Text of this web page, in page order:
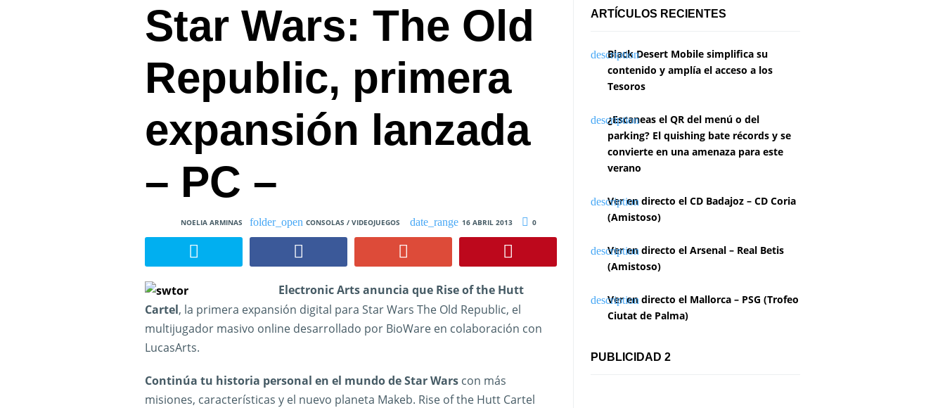
Star Wars: The Old
Republic, primera
expansión lanzada
– PC –
NOELIA ARMINAS CONSOLAS / VIDEOJUEGOS 16 ABRIL 2013 0
Electronic Arts anuncia que Rise of the Hutt
Cartel, la primera expansión digital para Star Wars The Old Republic, el
multijugador masivo online desarrollado por BioWare en colaboración con
LucasArts.
Continúa tu historia personal en el mundo de Star Wars con más
misiones, características y el nuevo planeta Makeb. Rise of the Hutt Cartel
ARTÍCULOS RECIENTES
Black Desert Mobile simplifica su
contenido y amplía el acceso a los
Tesoros
¿Escaneas el QR del menú o del
parking? El quishing bate récords y se
convierte en una amenaza para este
verano
Ver en directo el CD Badajoz – CD Coria
(Amistoso)
Ver en directo el Arsenal – Real Betis
(Amistoso)
Ver en directo el Mallorca – PSG (Trofeo
Ciutat de Palma)
PUBLICIDAD 2